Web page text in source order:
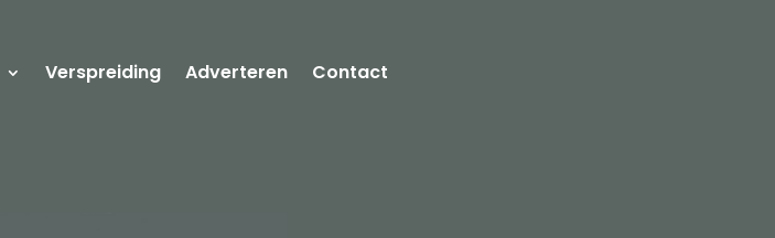
Verspreiding Adverteren Contact